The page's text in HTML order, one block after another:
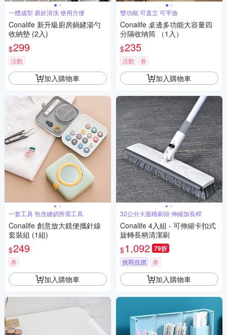
一體成型 易於清洗 使用方便
Conalife 新升級廚房鍋鏟湯勺
收納墊 (2入)
$299
活動
加入購物車
一套工具 包含縫紉所需工具
Conalife 創意放大鏡便攜針線
套裝組 (1組)
$249
券
加入購物車
雙功能 可直立 可平放
Conalife 桌邊多功能大容量四
分隔收纳筒 （1入）
$235
活動 券
加入購物車
32公分大面積刷頭 伸縮加長桿
Conalife 4入組 - 可伸縮卡扣式
旋轉長柄清潔刷
$1,092 79折
挑戰低價 券
加入購物車